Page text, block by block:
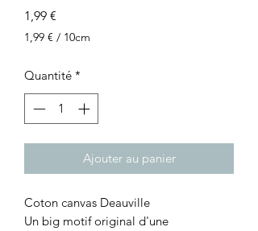
1,99 €
1,99 € / 10cm
10
Centimètres
Quantité *
Ajouter au panier
Coton canvas Deauville
Un big motif original d'une